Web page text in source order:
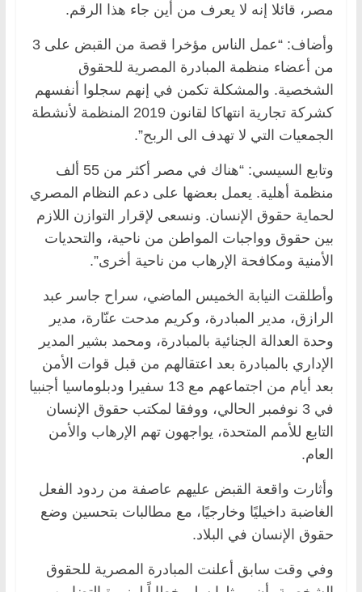
مصر، قائلا إنه لا يعرف من أين جاء هذا الرقم.
وأضاف: “عمل الناس مؤخرا قصة من القبض على 3
من أعضاء منظمة المبادرة المصرية للحقوق
الشخصية. والمشكلة تكمن في إنهم سجلوا أنفسهم
كشركة تجارية انتهاكا لقانون 2019 المنظمة لأنشطة
الجمعيات التي لا تهدف الى الربح”.
وتابع السيسي: “هناك في مصر أكثر من 55 ألف
منظمة أهلية. يعمل بعضها على دعم النظام المصري
لحماية حقوق الإنسان. ونسعى لإقرار التوازن اللازم
بين حقوق وواجبات المواطن من ناحية، والتحديات
الأمنية ومكافحة الإرهاب من ناحية أخرى”.
وأطلقت النيابة الخميس الماضي، سراح جاسر عبد
الرازق، مدير المبادرة، وكريم مدحت عنّارة، مدير
وحدة العدالة الجنائية بالمبادرة، ومحمد بشير المدير
الإداري بالمبادرة بعد اعتقالهم من قبل قوات الأمن
بعد أيام من اجتماعهم مع 13 سفيرا ودبلوماسيا أجنبيا
في 3 نوفمبر الحالي، ووفقا لمكتب حقوق الإنسان
التابع للأمم المتحدة، يواجهون تهم الإرهاب والأمن
العام.
وأثارت واقعة القبض عليهم عاصفة من ردود الفعل
الغاضبة داخيليًا وخارجيًا، مع مطالبات بتحسين وضع
حقوق الإنسان في البلاد.
وفي وقت سابق أعلنت المبادرة المصرية للحقوق